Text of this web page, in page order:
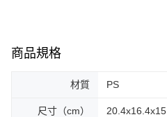
商品規格
材質 PS
尺寸（cm） 20.4x16.4x15